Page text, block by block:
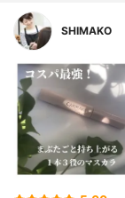
SHIMAKO